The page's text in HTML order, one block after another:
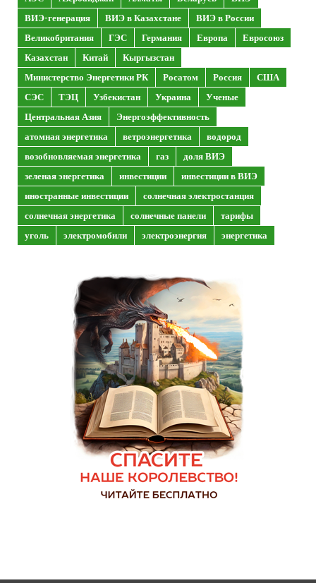
ВИЭ-генерация
ВИЭ в Казахстане
ВИЭ в России
Великобритания
ГЭС Германия Европа
Евросоюз
Казахстан
Китай
Кыргызстан
Министерство Энергетики РК
Росатом Россия
США
СЭС
ТЭЦ Узбекистан Украина
Ученые
Центральная Азия
Энергоэффективность
атомная энергетика
ветроэнергетика
водород
возобновляемая энергетика
газ
доля ВИЭ
зеленая энергетика
инвестиции
инвестиции в ВИЭ
иностранные инвестиции
солнечная электростанция
солнечная энергетика
солнечные панели
тарифы
уголь
электромобили электроэнергия энергетика